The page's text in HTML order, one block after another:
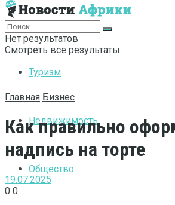
Интернет
Туризм
Недвижимость
Общество
Нет результатов
Смотреть все результаты
Главная Бизнес
Как правильно
надпись на торте
19.07.2025
0 0